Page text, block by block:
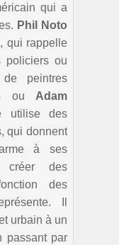
qui a
Phil Noto
qui rappelle
policiers ou
de peintres
ou Adam
utilise des
qui donnent
à ses
créer des
des
Il
urbain à un
passant par